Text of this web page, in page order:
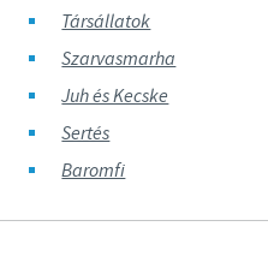
Társállatok
Szarvasmarha
Juh és Kecske
Sertés
Baromfi